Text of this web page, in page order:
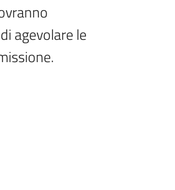
agevolare le